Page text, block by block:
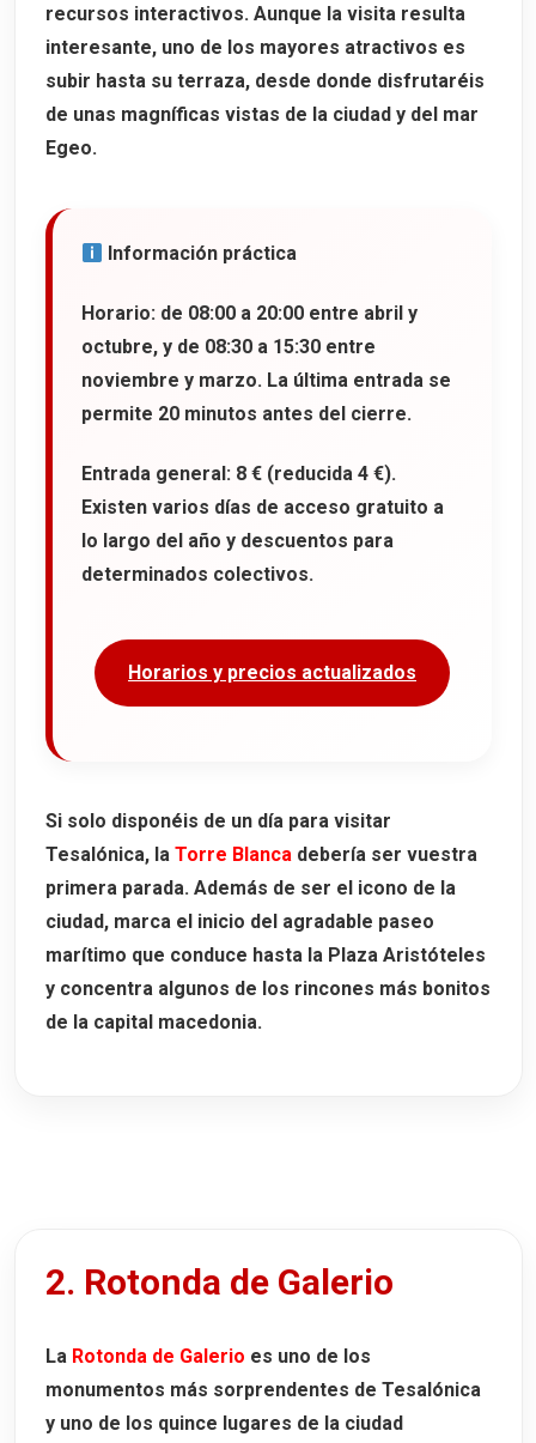
recursos interactivos. Aunque la visita resulta
interesante, uno de los mayores atractivos es
subir hasta su terraza, desde donde disfrutaréis
de unas magníficas vistas de la ciudad y del mar
Egeo.
Información práctica
Horario: de 08:00 a 20:00 entre abril y
octubre, y de 08:30 a 15:30 entre
noviembre y marzo. La última entrada se
permite 20 minutos antes del cierre.
Entrada general: 8 € (reducida 4 €).
Existen varios días de acceso gratuito a
lo largo del año y descuentos para
determinados colectivos.
Horarios y precios actualizados
Si solo disponéis de un día para visitar
Tesalónica, la Torre Blanca debería ser vuestra
primera parada. Además de ser el icono de la
ciudad, marca el inicio del agradable paseo
marítimo que conduce hasta la Plaza Aristóteles
y concentra algunos de los rincones más bonitos
de la capital macedonia.
2. Rotonda de Galerio
La Rotonda de Galerio es uno de los
monumentos más sorprendentes de Tesalónica
y uno de los quince lugares de la ciudad